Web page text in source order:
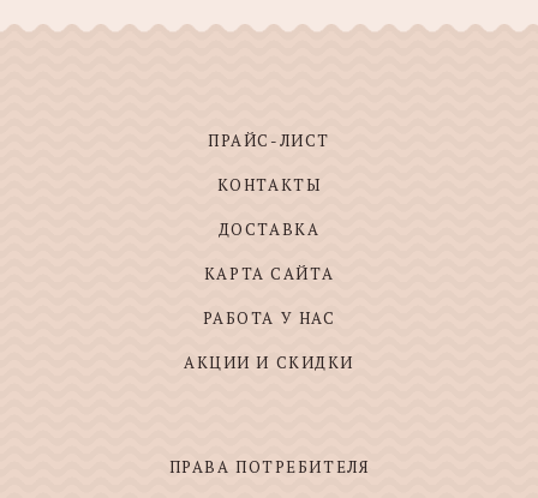
ПРАЙС-ЛИСТ
КОНТАКТЫ
ДОСТАВКА
КАРТА САЙТА
РАБОТА У НАС
АКЦИИ И СКИДКИ
ПРАВА ПОТРЕБИТЕЛЯ